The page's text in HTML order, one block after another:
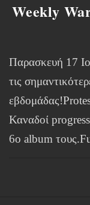
Weekly
Παρασκευή 17
τις
Καναδοί
6ο album